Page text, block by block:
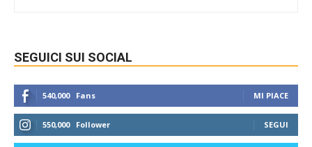
SEGUICI SUI SOCIAL
540,000 Fans MI PIACE
550,000 Follower SEGUI